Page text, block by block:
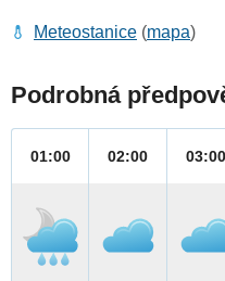
Meteostanice (mapa)
Podrobná
01:00 02:00 03:00